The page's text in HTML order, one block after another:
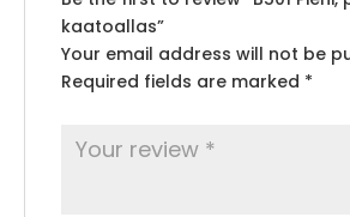
kaatoallas”
Your email address will not be
Required fields are marked *